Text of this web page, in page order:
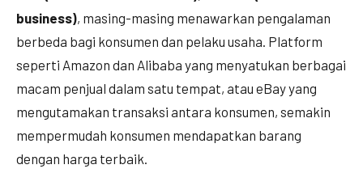
business), masing-masing menawarkan pengalaman
berbeda bagi konsumen dan pelaku usaha. Platform
seperti Amazon dan Alibaba yang menyatukan berbagai
macam penjual dalam satu tempat, atau eBay yang
mengutamakan transaksi antara konsumen, semakin
mempermudah konsumen mendapatkan barang
dengan harga terbaik.